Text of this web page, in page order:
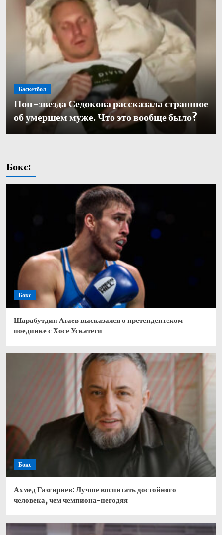
Баскетбол
Поп-звезда Седокова рассказала страшное
об умершем муже. Что это вообще было?
Баскетбол
Александр Церковный покинул должность
генерального директора баскетбольного «Зенита»
Баскетбол
Кулагин — о переходе в «Зенит»: «Довелось
работать с одними из лучших тренеров в нашей части
света. Иванович не исключение»
Бокс:
Бокс
Шарабутдин Атаев высказался о претендентском
поединке с Хосе Ускатеги
Бокс
Ахмед Газгириев: Лучше воспитать достойного
человека, чем чемпиона-негодяя